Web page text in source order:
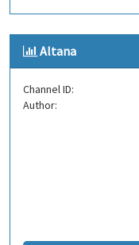
Altana
Channel ID:
Author: